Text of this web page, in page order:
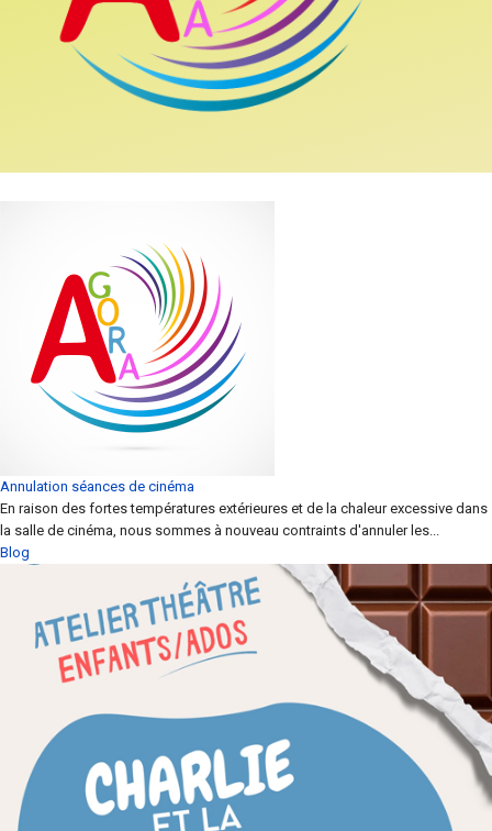
Annulation séances de cinéma
En raison des fortes températures extérieures et de la chaleur excessive dans
la salle de cinéma, nous sommes à nouveau contraints d'annuler les...
Blog